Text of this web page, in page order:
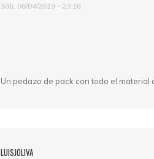
Sáb, 06/04/2019 - 23:16
Un pedazo de pack con todo el
LUISJOLIVA